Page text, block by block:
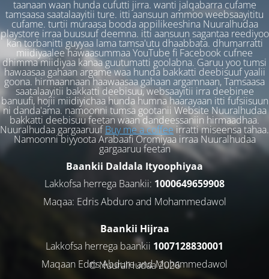
taanaan waan hunda cufutti jirra. wanti jalqabarra cufame
tamsaasa saatalaayitii ture. itti aansuun ammoo weebsaayititu
cufame. turtii muraasa booda appilikeeshina Nuuralhudaa
playstore irraa buusuuf deemna. itti aansuun sagantaa reediyoo
kan torbanitti guyyaa lama tamsa'utu dhaabbata. dhumarratti
miidiyaalee hawaasummaa YouTube fi Facebook cufnee
dhimma miidiyaa kanaa guutumatti goolabna. Garuu yoo tumsi
hawaasaa gahaan argame waa hunda bakkatti deebisuuf yaalii
goona. hirmaannaan haawaasaa gahaan argamnaan, Tamsaasa
saatalaayitii bakkatti deebisuu, websaayitii irra deebinee
banuufi, hojii miidiyichaa hunda humna haarayaan itti fufsiisuun
ni danda'ama. namoonni tumsa gootanii Website Nuuralhudaa
bakkatti deebisuu feetan waan dandeessaniin hirmaadhaa.
Nuuralhudaa gargaaruufBuy me a coffeeirratti miseensa tahaa.
Namoonni biyyoota Arabaafi Oromiyaa irraa Nuuralhudaa
gargaaruu feetan
Baankii Daldala Ityoophiyaa
Lakkofsa herrega Baankii: 1000649659908
Maqaa: Edris Abduro and Mohammedawol
Baankii Hijraa
Lakkofsa herrega baankii 1007128830001
Maqaan Edris Abduro and Muhammedawol
© NuuralHudaa 2026